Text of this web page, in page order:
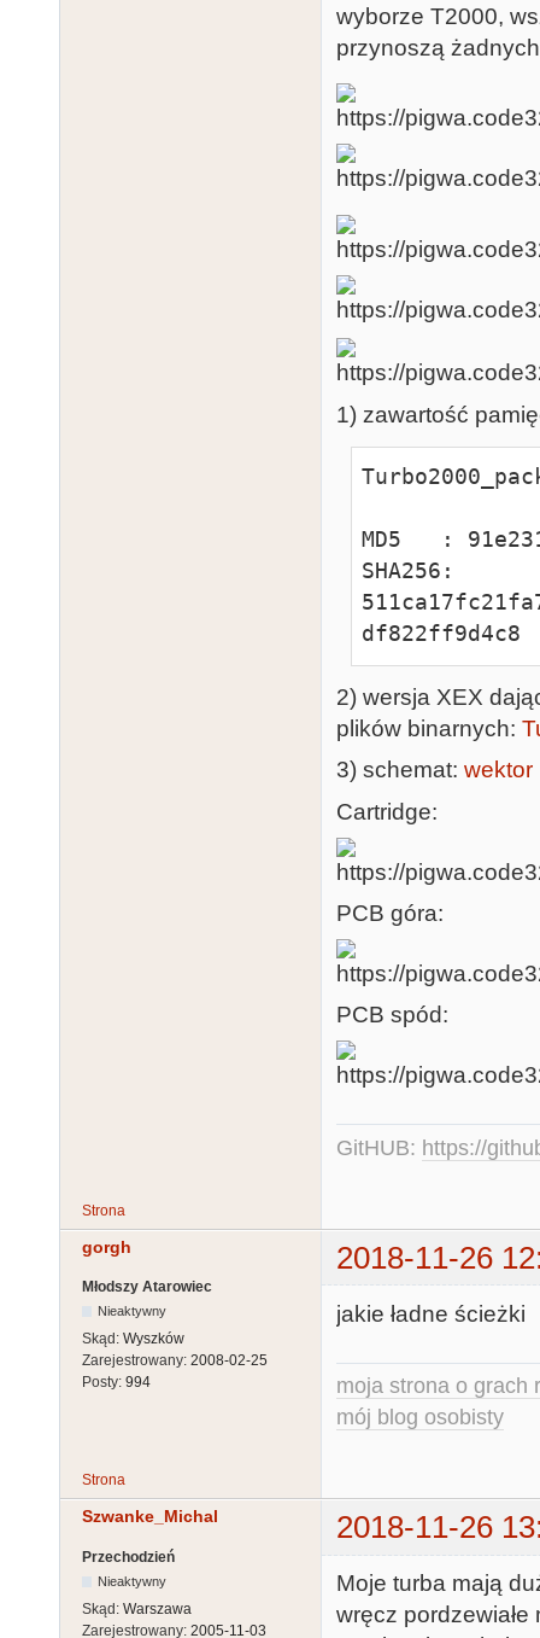
wyborze T2000,
przynoszą
1) zawartość
MD5   :
SHA256:
df822ff9d4c8
2) wersja XEX
plików binarnych:
3) schemat: wektor
Cartridge:
PCB góra:
PCB spód:
GitHUB: https://
Strona
gorgh 2018-11-26
Młodszy Atarowiec
Nieaktywny
Skąd: Wyszków
Zarejestrowany: 2008-02-25
Posty: 994
jakie ładne ścieżki
moja strona o grach
mój blog osobisty
Strona
Szwanke_Michal 2018-11-26
Przechodzień
Nieaktywny
Skąd: Warszawa
Zarejestrowany: 2005-11-03
Moje turba mają
wręcz